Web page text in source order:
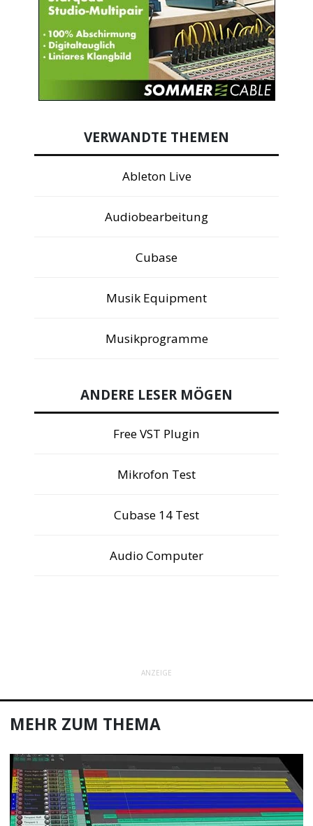
VERWANDTE THEMEN
Ableton Live
Audiobearbeitung
Cubase
Musik Equipment
Musikprogramme
ANDERE LESER MÖGEN
Free VST Plugin
Mikrofon Test
Cubase 14 Test
Audio Computer
ANZEIGE
MEHR ZUM THEMA